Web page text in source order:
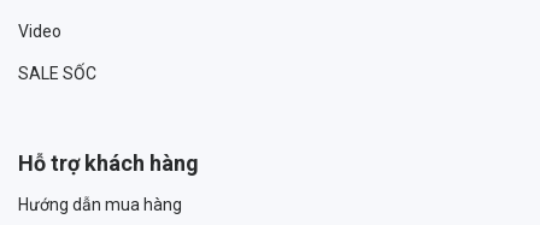
Video
SALE SỐC
Hỗ trợ khách hàng
Hướng dẫn mua hàng